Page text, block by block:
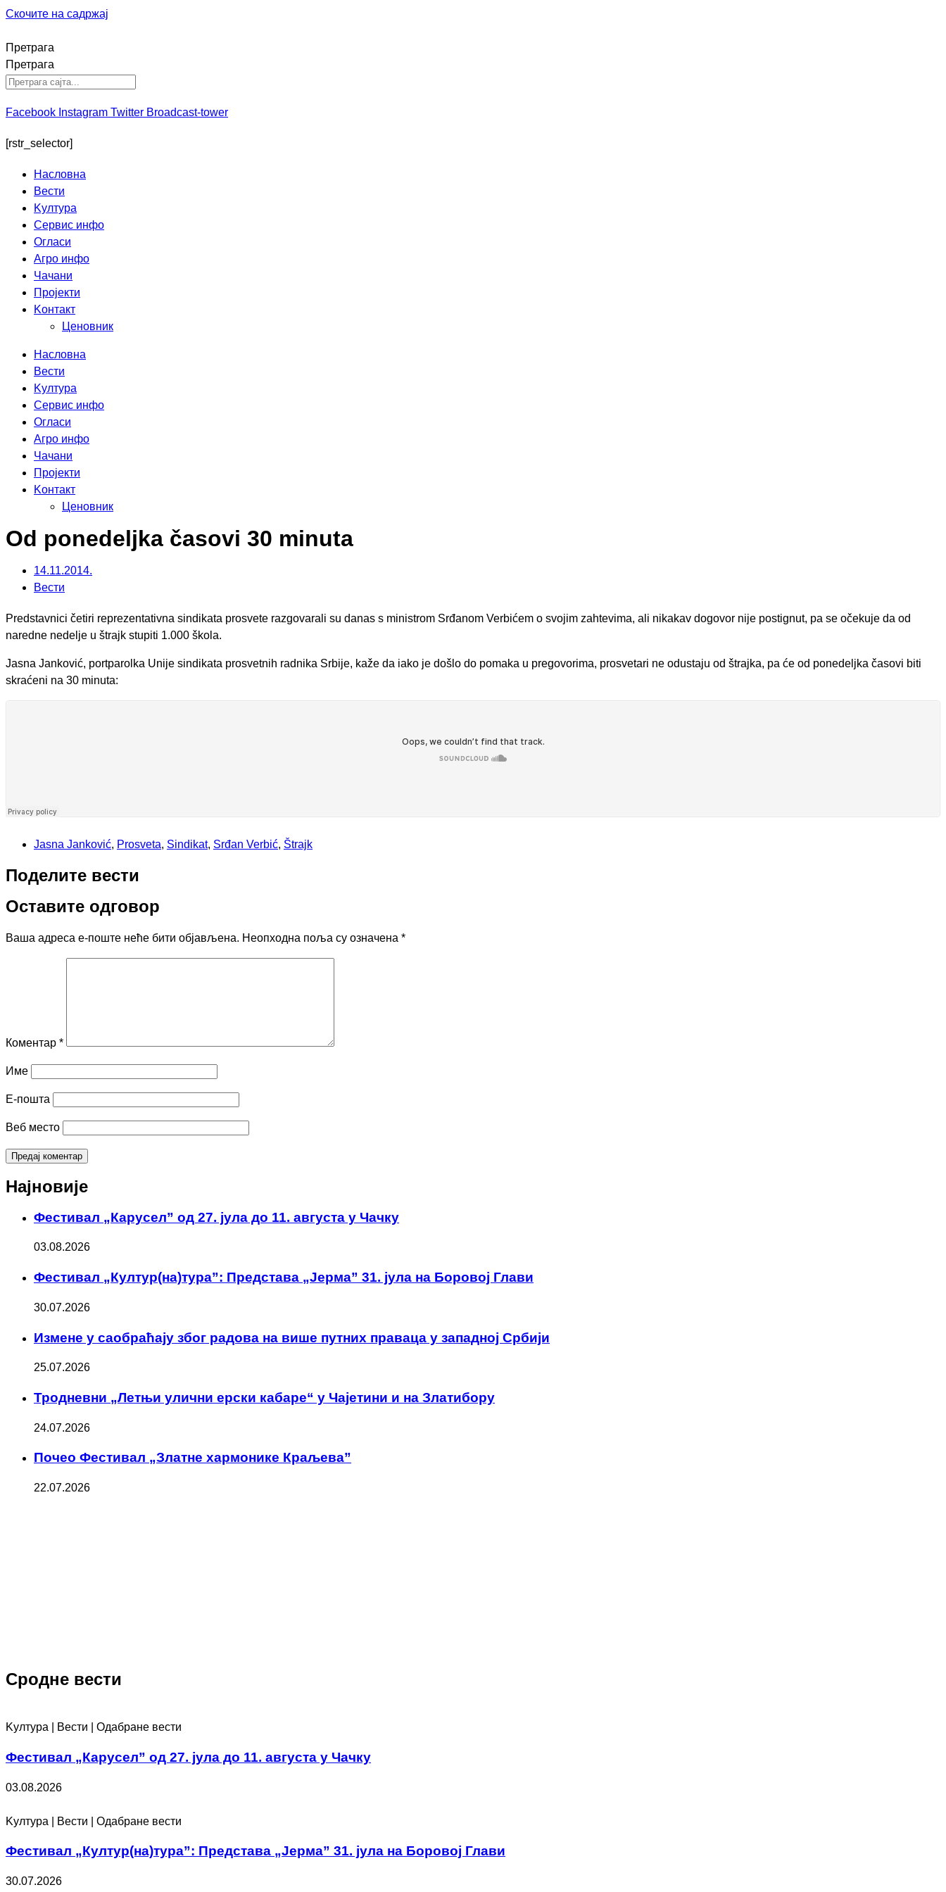
Скочите на садржај
Претрага
Претрага
Facebook Instagram Twitter Broadcast-tower
[rstr_selector]
Насловна
Вести
Kултура
Сервис инфо
Огласи
Агро инфо
Чачани
Пројекти
Kонтакт
Ценовник
Насловна
Вести
Kултура
Сервис инфо
Огласи
Агро инфо
Чачани
Пројекти
Kонтакт
Ценовник
Od ponedeljka časovi 30 minuta
14.11.2014.
Вести
Predstavnici četiri reprezentativna sindikata prosvete razgovarali su danas s ministrom Srđanom Verbićem o svojim zahtevima, ali nikakav dogovor nije postignut, pa se očekuje da od
naredne nedelje u štrajk stupiti 1.000 škola.
Jasna Janković, portparolka Unije sindikata prosvetnih radnika Srbije, kaže da iako je došlo do pomaka u pregovorima, prosvetari ne odustaju od štrajka, pa će od ponedeljka časovi biti
skraćeni na 30 minuta:
Jasna Janković, Prosveta, Sindikat, Srđan Verbić, Štrajk
Поделите вести
Оставите одговор
Ваша адреса е-поште неће бити објављена. Неопходна поља су означена *
Коментар *
Име
Е-пошта
Веб место
Најновије
Фестивал „Карусел” од 27. јула до 11. августа у Чачку
03.08.2026
Фестивал „Култур(на)тура”: Представа „Јерма” 31. јула на Боровој Глави
30.07.2026
Измене у саобраћају због радова на више путних праваца у западној Србији
25.07.2026
Тродневни „Летњи улични ерски кабаре“ у Чајетини и на Златибору
24.07.2026
Почео Фестивал „Златне хармонике Краљева”
22.07.2026
Сродне вести
Kултура | Вести | Одабране вести
Фестивал „Карусел” од 27. јула до 11. августа у Чачку
03.08.2026
Kултура | Вести | Одабране вести
Фестивал „Култур(на)тура”: Представа „Јерма” 31. јула на Боровој Глави
30.07.2026